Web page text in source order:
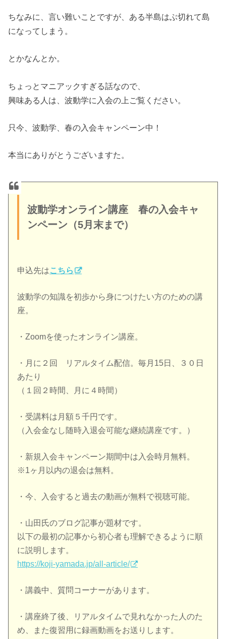
ちなみに、言い難いことですが、ある半島はぶ切れて島
になってしまう。
とかなんとか。
ちょっとマニアックすぎる話なので、
興味ある人は、波動学に入会の上ご覧ください。
只今、波動学、春の入会キャンペーン中！
本当にありがとうございますた。
波動学オンライン講座 春の入会キャ
ンペーン（5月末まで）
申込先はこちら
波動学の知識を初歩から身につけたい方のための講
座。
・Zoomを使ったオンライン講座。
・月に２回 リアルタイム配信。毎月15日、３０日
あたり
（１回２時間、月に４時間）
・受講料は月額５千円です。
（入会金なし随時入退会可能な継続講座です。）
・新規入会キャンペーン期間中は入会時月無料。
※1ヶ月以内の退会は無料。
・今、入会すると過去の動画が無料で視聴可能。
・山田氏のブログ記事が題材です。
以下の最初の記事から初心者も理解できるように順
に説明します。
https://koji-yamada.jp/all-article/
・講義中、質問コーナーがあります。
・講座終了後、リアルタイムで見れなかった人のた
め、また復習用に録画動画をお送りします。